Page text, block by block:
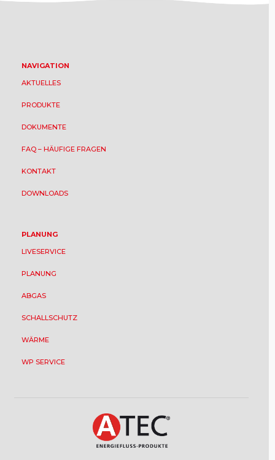
NAVIGATION
AKTUELLES
PRODUKTE
DOKUMENTE
FAQ – HÄUFIGE FRAGEN
KONTAKT
DOWNLOADS
PLANUNG
LIVESERVICE
PLANUNG
ABGAS
SCHALLSCHUTZ
WÄRME
WP SERVICE